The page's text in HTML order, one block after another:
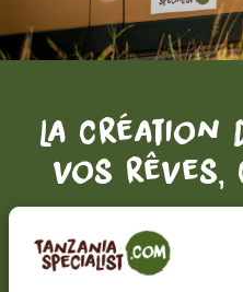
La création
vos rêves,